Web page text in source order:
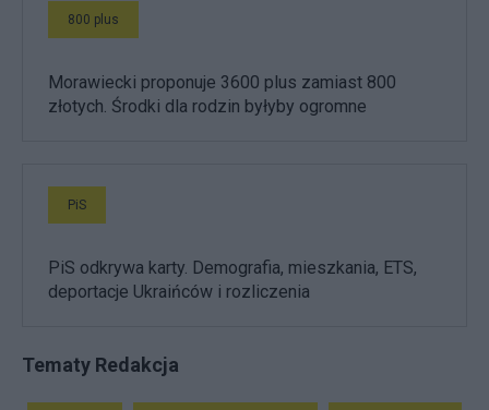
800 plus
Morawiecki proponuje 3600 plus zamiast 800
złotych. Środki dla rodzin byłyby ogromne
PiS
PiS odkrywa karty. Demografia, mieszkania, ETS,
deportacje Ukraińców i rozliczenia
Tematy Redakcja